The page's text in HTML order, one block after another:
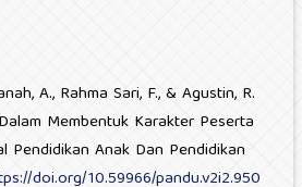
A., Rahma Sari, F., & Agustin, R.
Membentuk Karakter Peserta
Pendidikan Anak Dan Pendidikan
doi.org/10.59966/pandu.v2i2.950